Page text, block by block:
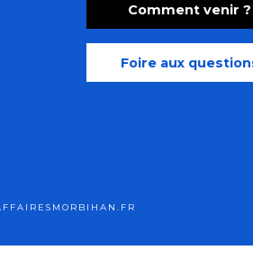
Comment venir ?
Foire aux
MORBIHAN.FR